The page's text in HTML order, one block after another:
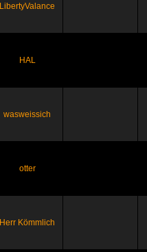
LibertyValance
HAL
wasweissich
otter
Herr Kömmlich